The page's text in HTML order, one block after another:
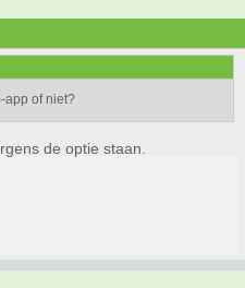
app of niet?
de optie staan.